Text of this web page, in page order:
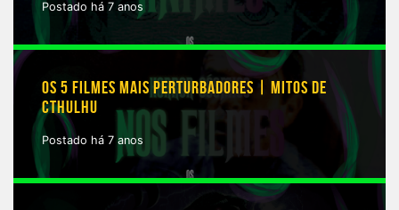
Postado há 7 anos
OS 5 FILMES MAIS PERTURBADORES | MITOS DE
CTHULHU
Postado há 7 anos